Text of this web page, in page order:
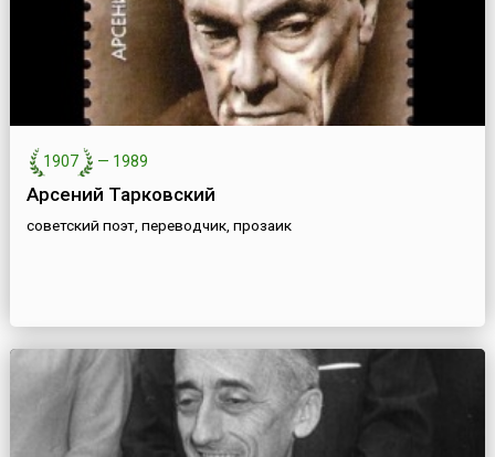
1907 — 1989
Арсений Тарковский
советский поэт, переводчик, прозаик